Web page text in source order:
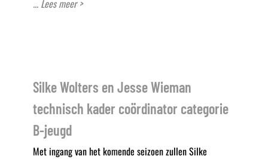
... Lees meer >
Silke Wolters en Jesse Wieman
technisch kader coördinator categorie
B-jeugd
Met ingang van het komende seizoen zullen Silke